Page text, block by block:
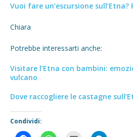
Vuoi fare un’escursione
Chiara
Potrebbe interessarti anche:
Visitare l’Etna con bambini:
vulcano
Dove raccogliere le castagne
Condividi: